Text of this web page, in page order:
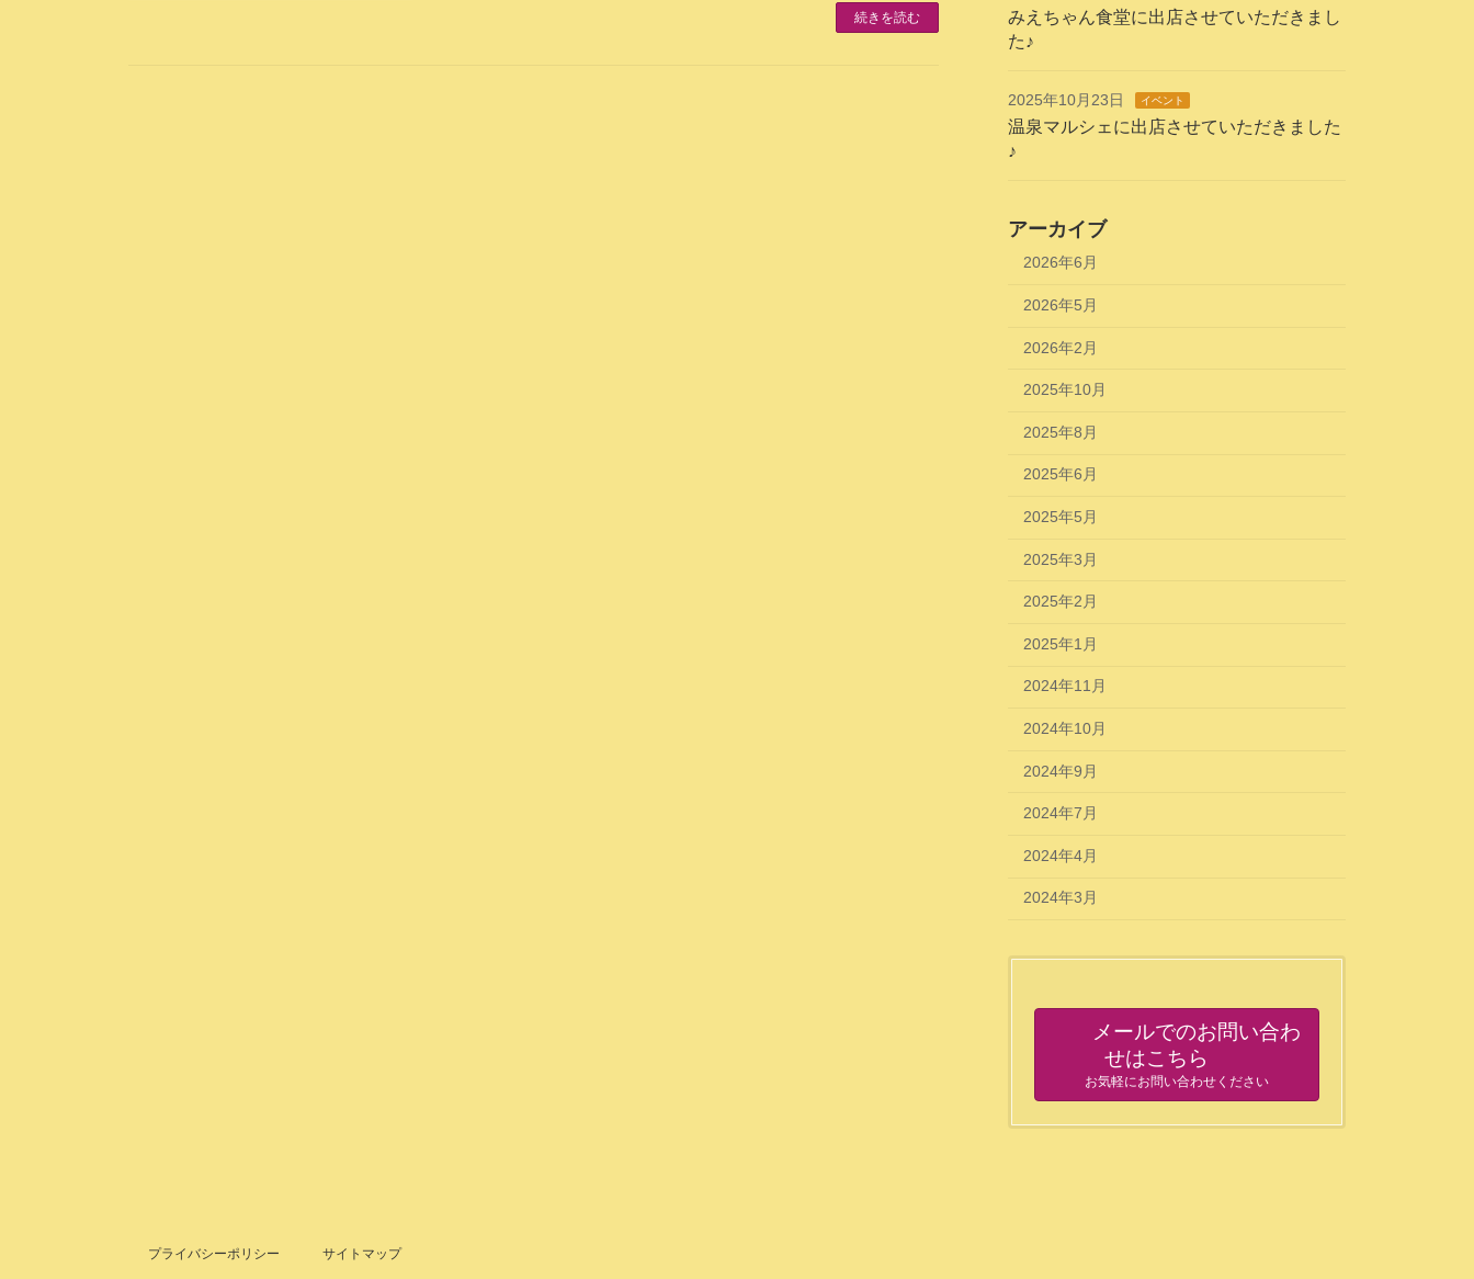
続きを読む
みえちゃん食堂に出店させていただきまし
た♪
2025年10月23日 イベント
温泉マルシェに出店させていただきました
♪
アーカイブ
2026年6月
2026年5月
2026年2月
2025年10月
2025年8月
2025年6月
2025年5月
2025年3月
2025年2月
2025年1月
2024年11月
2024年10月
2024年9月
2024年7月
2024年4月
2024年3月
メールでのお問い合わ
せはこちら
お気軽にお問い合わせください
プライバシーポリシー サイトマップ